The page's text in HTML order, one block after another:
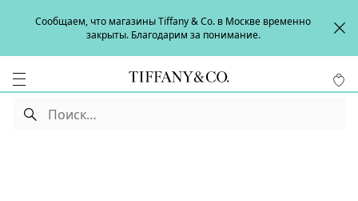
Сообщаем, что магазины Tiffany & Co. в Москве временно
закрыты. Благодарим за понимание.